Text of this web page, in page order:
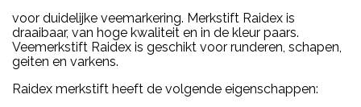
voor duidelijke veemarkering. Merkstift Raidex is
draaibaar, van hoge kwaliteit en in de kleur paars.
Veemerkstift Raidex is geschikt voor runderen, schapen,
geiten en varkens.
Raidex merkstift heeft de volgende eigenschappen: